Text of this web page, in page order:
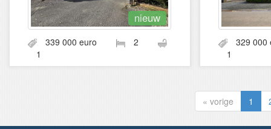
nieuw
339 000 euro
2
1
329
1
« vorige 1